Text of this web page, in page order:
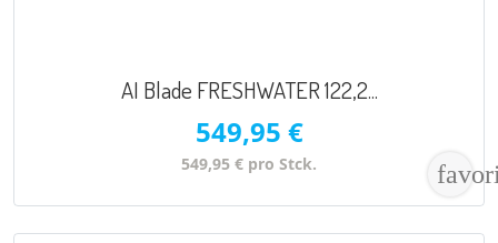
AI Blade FRESHWATER 122,2...
549,95 €
549,95 € pro Stck.